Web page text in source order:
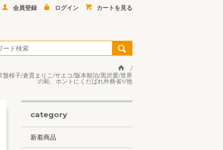
会員登録 ログイン カートを見る
桜子/倉貫まりこ/サエコ/阪本順治/黒沢愛/世界
の恥、ホントにくだばれ外務省!!/他
category
新着商品